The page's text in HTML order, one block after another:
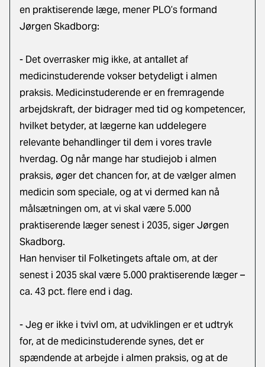
en praktiserende læge, mener PLO’s formand
Jørgen Skadborg:
- Det overrasker mig ikke, at antallet af
medicinstuderende vokser betydeligt i almen
praksis. Medicinstuderende er en fremragende
arbejdskraft, der bidrager med tid og kompetencer,
hvilket betyder, at lægerne kan uddelegere
relevante behandlinger til dem i vores travle
hverdag. Og når mange har studiejob i almen
praksis, øger det chancen for, at de vælger almen
medicin som speciale, og at vi dermed kan nå
målsætningen om, at vi skal være 5.000
praktiserende læger senest i 2035, siger Jørgen
Skadborg.
Han henviser til Folketingets aftale om, at der
senest i 2035 skal være 5.000 praktiserende læger –
ca. 43 pct. flere end i dag.
- Jeg er ikke i tvivl om, at udviklingen er et udtryk
for, at de medicinstuderende synes, det er
spændende at arbejde i almen praksis, og at de